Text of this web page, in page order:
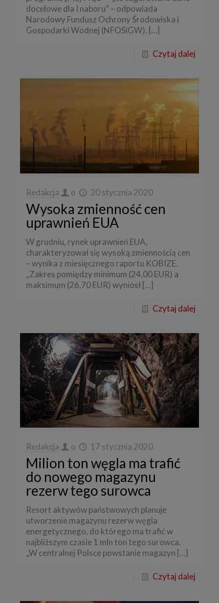
docelowe dla I naboru” – odpowiada
Narodowy Fundusz Ochrony Środowiska i
Gospodarki Wodnej (NFOŚiGW). […]
Czytaj dalej
Redakcja o 20 stycznia 2020
Wysoka zmienność cen
uprawnień EUA
W grudniu, rynek uprawnień EUA,
charakteryzował się wysoką zmiennością cen
– wynika z miesięcznego raportu KOBIZE.
„Zakres pomiędzy minimum (24,00 EUR) a
maksimum (26,70 EUR) wyniósł[…]
Czytaj dalej
Redakcja o 17 stycznia 2020
Milion ton węgla ma trafić
do nowego magazynu
rezerw tego surowca
Resort aktywów państwowych planuje
utworzenie magazynu rezerw węgla
energetycznego, do którego ma trafić w
najbliższym czasie 1 mln ton tego surowca.
„W centralnej Polsce powstanie magazyn […]
Czytaj dalej